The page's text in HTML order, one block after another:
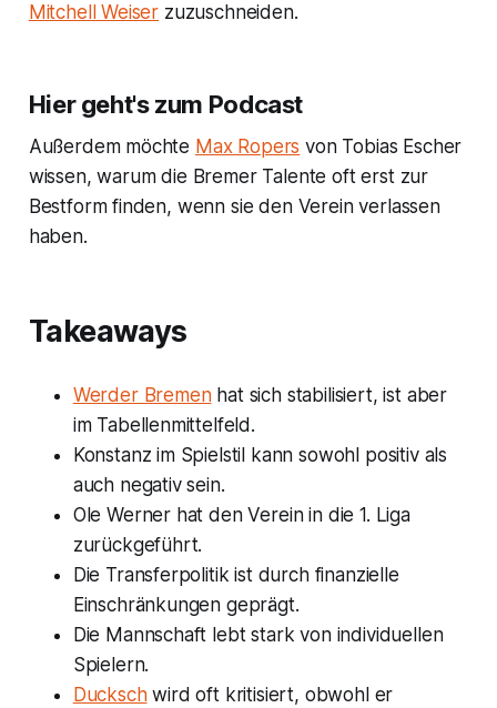
Mitchell Weiser zuzuschneiden.
Hier geht's zum Podcast
Außerdem möchte Max Ropers von Tobias Escher
wissen, warum die Bremer Talente oft erst zur
Bestform finden, wenn sie den Verein verlassen
haben.
Takeaways
Werder Bremenhat sich stabilisiert, ist aber
im Tabellenmittelfeld.
Konstanz im Spielstil kann sowohl positiv als
auch negativ sein.
Ole Werner hat den Verein in die 1. Liga
zurückgeführt.
Die Transferpolitik ist durch finanzielle
Einschränkungen geprägt.
Die Mannschaft lebt stark von individuellen
Spielern.
Duckschwird oft kritisiert, obwohl er